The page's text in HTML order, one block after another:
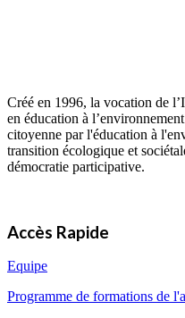
Créé en 1996, la vocation de
en éducation à
citoyenne par l'éducation à
transition écologique et
démocratie participative.
Accès Rapide
Equipe
Programme de formations de